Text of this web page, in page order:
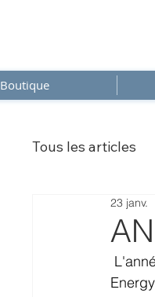
Boutique
Tous les articles
23 janv.